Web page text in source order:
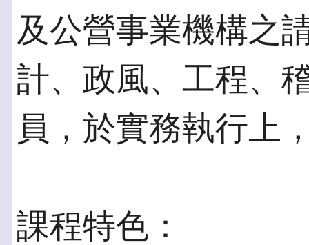
及公營事業機構之
計、政風、工程、
員，於實務執行上
課程特色：